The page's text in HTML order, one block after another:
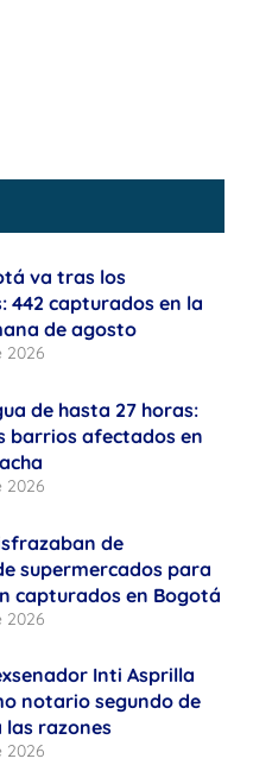
va tras los
442 capturados en la
de agosto
2026
de hasta 27 horas:
barrios afectados en
2026
de
supermercados para
capturados en Bogotá
2026
Inti Asprilla
notario segundo de
las razones
2026